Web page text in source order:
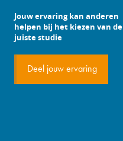
Jouw ervaring kan anderen
helpen bij het kiezen van de
juiste studie
Deel jouw ervaring